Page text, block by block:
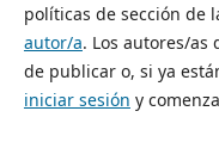
políticas de sección de
autor/a. Los autores/as
de publicar o, si ya
iniciar sesión y